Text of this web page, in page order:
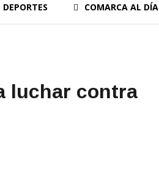
DEPORTES COMARCA AL DÍA
luchar contra